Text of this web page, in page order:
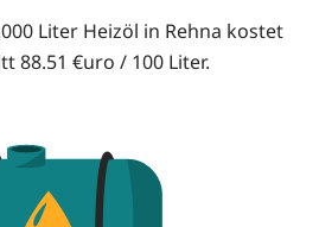
Liter Heizöl in Rehna kostet
88.51 €uro / 100 Liter.